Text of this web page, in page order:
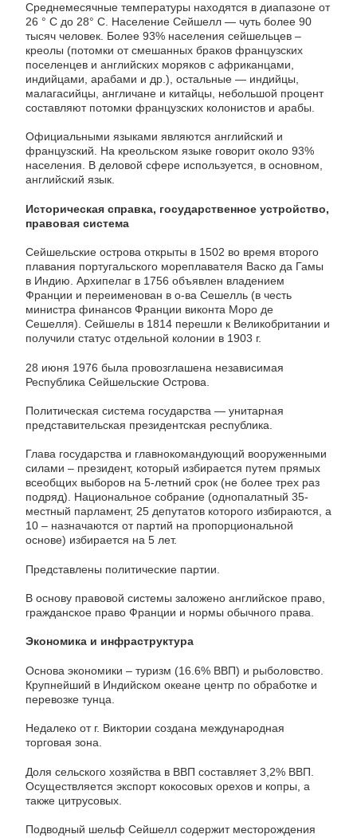
Среднемесячные температуры находятся в диапазоне от
26 ° C до 28° C. Население Сейшелл — чуть более 90
тысяч человек. Более 93% населения сейшельцев –
креолы (потомки от смешанных браков французских
поселенцев и английских моряков с африканцами,
индийцами, арабами и др.), остальные — индийцы,
малагасийцы, англичане и китайцы, небольшой процент
составляют потомки французских колонистов и арабы.
Официальными языками являются английский и
французский. На креольском языке говорит около 93%
населения. В деловой сфере используется, в основном,
английский язык.
Историческая справка, государственное устройство,
правовая система
Сейшельские острова открыты в 1502 во время второго
плавания португальского мореплавателя Васко да Гамы
в Индию. Архипелаг в 1756 объявлен владением
Франции и переименован в о-ва Сешелль (в честь
министра финансов Франции виконта Моро де
Сешелля). Сейшелы в 1814 перешли к Великобритании и
получили статус отдельной колонии в 1903 г.
28 июня 1976 была провозглашена независимая
Республика Сейшельские Острова.
Политическая система государства — унитарная
представительская президентская республика.
Глава государства и главнокомандующий вооруженными
силами – президент, который избирается путем прямых
всеобщих выборов на 5-летний срок (не более трех раз
подряд). Национальное собрание (однопалатный 35-
местный парламент, 25 депутатов которого избираются, а
10 – назначаются от партий на пропорциональной
основе) избирается на 5 лет.
Представлены политические партии.
В основу правовой системы заложено английское право,
гражданское право Франции и нормы обычного права.
Экономика и инфраструктура
Основа экономики – туризм (16.6% ВВП) и рыболовство.
Крупнейший в Индийском океане центр по обработке и
перевозке тунца.
Недалеко от г. Виктории создана международная
торговая зона.
Доля сельского хозяйства в ВВП составляет 3,2% ВВП.
Осуществляется экспорт кокосовых орехов и копры, а
также цитрусовых.
Подводный шельф Сейшелл содержит месторождения